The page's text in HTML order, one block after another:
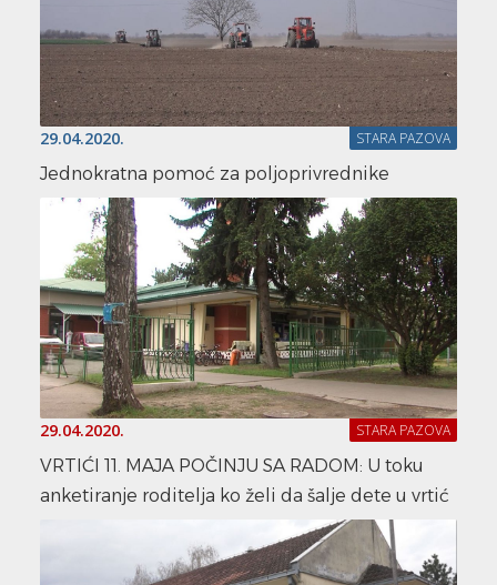
29.04.2020. STARA PAZOVA
Jednokratna pomoć za poljoprivrednike
29.04.2020. STARA PAZOVA
VRTIĆI 11. MAJA POČINJU SA RADOM: U toku
anketiranje roditelja ko želi da šalje dete u vrtić